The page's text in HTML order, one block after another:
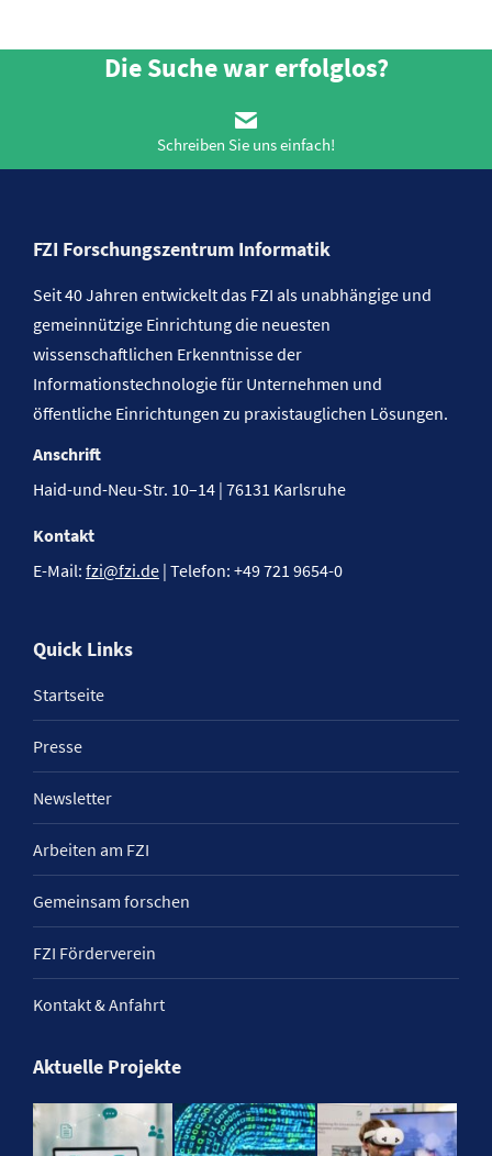
Die Suche war erfolglos?
Schreiben Sie uns einfach!
FZI Forschungszentrum Informatik
Seit 40 Jahren entwickelt das FZI als unabhängige und
gemeinnützige Einrichtung die neuesten
wissenschaftlichen Erkenntnisse der
Informationstechnologie für Unternehmen und
öffentliche Einrichtungen zu praxistauglichen Lösungen.
Anschrift
Haid-und-Neu-Str. 10–14 | 76131 Karlsruhe
Kontakt
E-Mail: fzi@fzi.de | Telefon: +49 721 9654-0
Quick Links
Startseite
Presse
Newsletter
Arbeiten am FZI
Gemeinsam forschen
FZI Förderverein
Kontakt & Anfahrt
Aktuelle Projekte